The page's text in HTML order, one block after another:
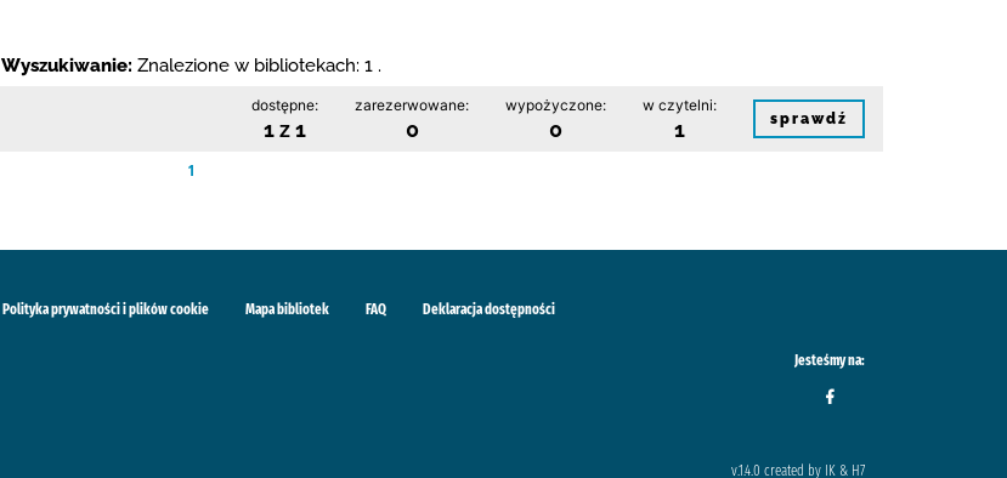
Wyszukiwanie: Znalezione w bibliotekach: 1 .
dostępne:
1 z 1
zarezerwowane:
0
wypożyczone:
0
w czytelni:
1 sprawdź
1
Polityka prywatności i plików cookie Mapa bibliotek FAQ Deklaracja dostępności
Jesteśmy na:
v.1.4.0 created by IK & H7